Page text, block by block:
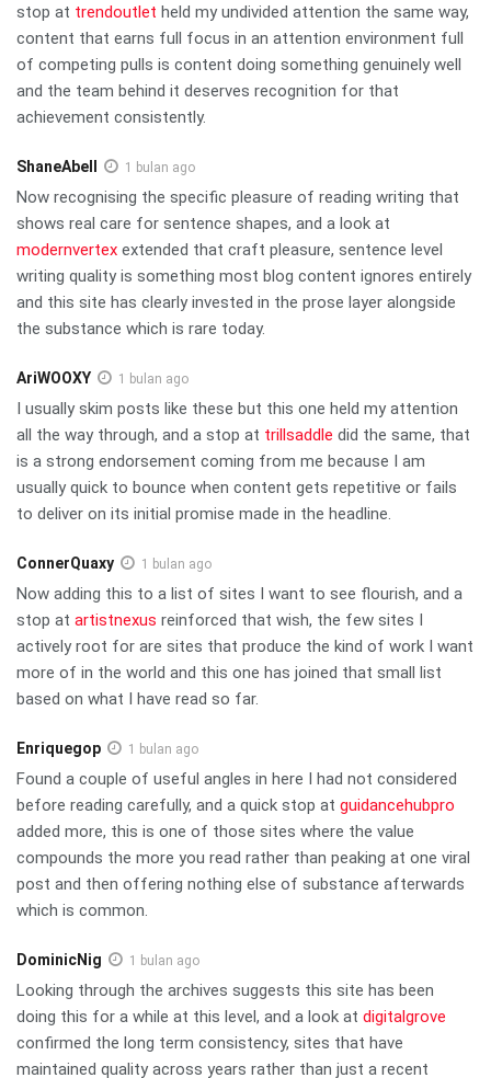
stop at trendoutlet held my undivided attention the same way,
content that earns full focus in an attention environment full
of competing pulls is content doing something genuinely well
and the team behind it deserves recognition for that
achievement consistently.
ShaneAbell 1 bulan ago
Now recognising the specific pleasure of reading writing that
shows real care for sentence shapes, and a look at
modernvertex extended that craft pleasure, sentence level
writing quality is something most blog content ignores entirely
and this site has clearly invested in the prose layer alongside
the substance which is rare today.
AriWOOXY 1 bulan ago
I usually skim posts like these but this one held my attention
all the way through, and a stop at trillsaddle did the same, that
is a strong endorsement coming from me because I am
usually quick to bounce when content gets repetitive or fails
to deliver on its initial promise made in the headline.
ConnerQuaxy 1 bulan ago
Now adding this to a list of sites I want to see flourish, and a
stop at artistnexus reinforced that wish, the few sites I
actively root for are sites that produce the kind of work I want
more of in the world and this one has joined that small list
based on what I have read so far.
Enriquegop 1 bulan ago
Found a couple of useful angles in here I had not considered
before reading carefully, and a quick stop at guidancehubpro
added more, this is one of those sites where the value
compounds the more you read rather than peaking at one viral
post and then offering nothing else of substance afterwards
which is common.
DominicNig 1 bulan ago
Looking through the archives suggests this site has been
doing this for a while at this level, and a look at digitalgrove
confirmed the long term consistency, sites that have
maintained quality across years rather than just a recent